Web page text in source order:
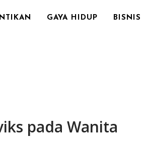
GAYA HIDUP BISNIS
pada Wanita